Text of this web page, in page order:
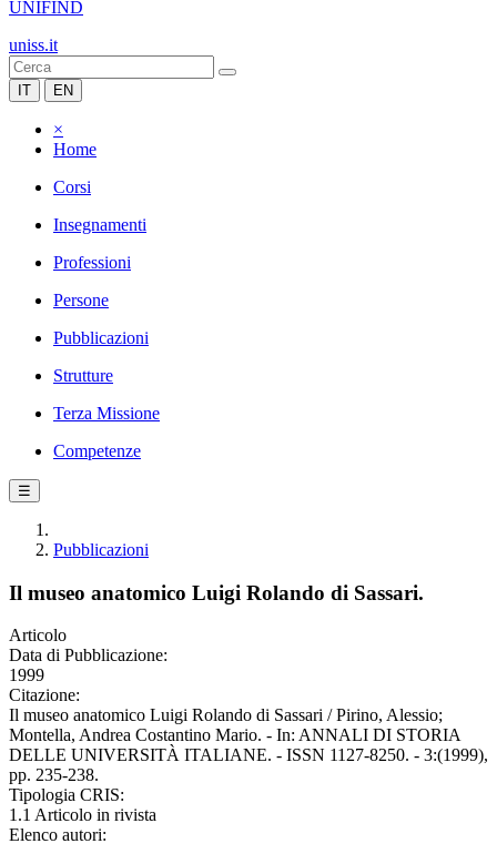
UNIFIND
uniss.it
IT EN
×
Home
Corsi
Insegnamenti
Professioni
Persone
Pubblicazioni
Strutture
Terza Missione
Competenze
☰
Pubblicazioni
Il museo anatomico Luigi Rolando di Sassari.
Articolo
Data di Pubblicazione:
1999
Citazione:
Il museo anatomico Luigi Rolando di Sassari / Pirino, Alessio;
Montella, Andrea Costantino Mario. - In: ANNALI DI STORIA
DELLE UNIVERSITÀ ITALIANE. - ISSN 1127-8250. - 3:(1999),
pp. 235-238.
Tipologia CRIS:
1.1 Articolo in rivista
Elenco autori: